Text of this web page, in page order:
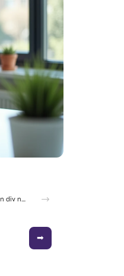
Pourquoi votre center i in div ne marche pas comme prévu ?